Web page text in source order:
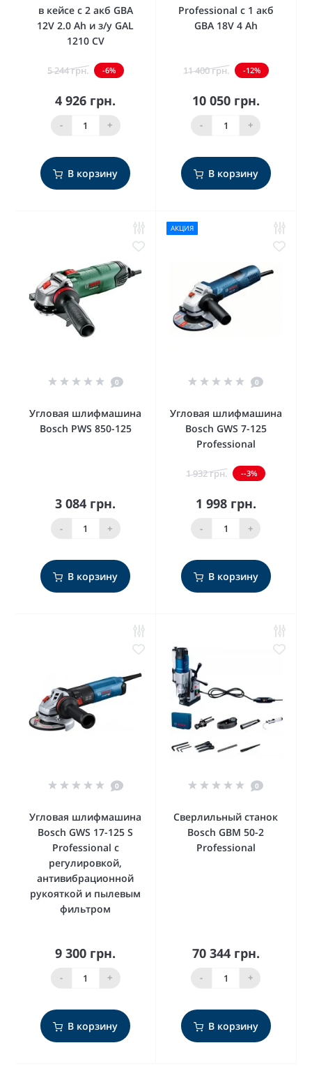
в кейсе с 2 акб GBA
12V 2.0 Ah и з/у GAL
1210 CV
5 244 грн. -6%
4 926 грн.
- +
В корзину
Professional с 1 акб
GBA 18V 4 Ah
11 400 грн. -12%
10 050 грн.
- +
В корзину
0
Угловая шлифмашина
Bosch PWS 850-125
3 084 грн.
- +
В корзину
АКЦИЯ
0
Угловая шлифмашина
Bosch GWS 7-125
Professional
1 932 грн. --3%
1 998 грн.
- +
В корзину
0
Угловая шлифмашина
Bosch GWS 17-125 S
Professional с
регулировкой,
антивибрационной
рукояткой и пылевым
фильтром
9 300 грн.
- +
В корзину
0
Сверлильный станок
Bosch GBM 50-2
Professional
70 344 грн.
- +
В корзину